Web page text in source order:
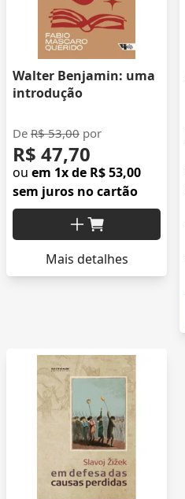
Walter Benjamin: uma
introdução
De R$ 53,00 por
R$ 47,70
ou em 1x de R$ 53,00
sem juros no cartão
Mais detalhes